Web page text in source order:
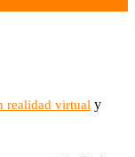
realidad virtual y